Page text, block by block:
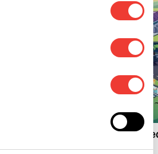
Vier US-
gründen das „Green